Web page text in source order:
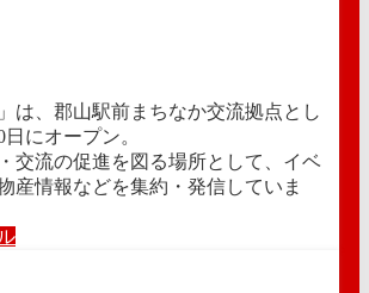
は、郡山駅前まちなか交流拠点とし
にオープン。
交流の促進を図る場所として、イベ
産情報などを集約・発信していま